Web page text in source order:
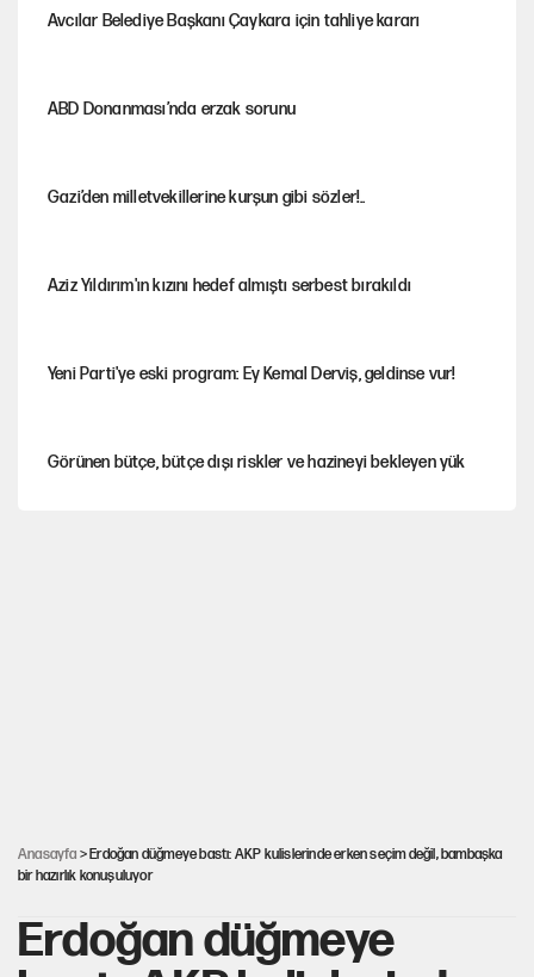
Avcılar Belediye Başkanı Çaykara için tahliye kararı
ABD Donanması’nda erzak sorunu
Gazi’den milletvekillerine kurşun gibi sözler!..
Aziz Yıldırım'ın kızını hedef almıştı serbest bırakıldı
Yeni Parti'ye eski program: Ey Kemal Derviş, geldinse vur!
Görünen bütçe, bütçe dışı riskler ve hazineyi bekleyen yük
Anasayfa > Erdoğan düğmeye bastı: AKP kulislerinde erken seçim değil, bambaşka
bir hazırlık konuşuluyor
Erdoğan düğmeye